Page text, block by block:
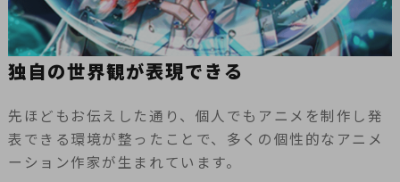
独自の世界観が表現できる
先ほどもお伝えした通り、個人でもアニメを制作し発
表できる環境が整ったことで、多くの個性的なアニメ
ーション作家が生まれています。